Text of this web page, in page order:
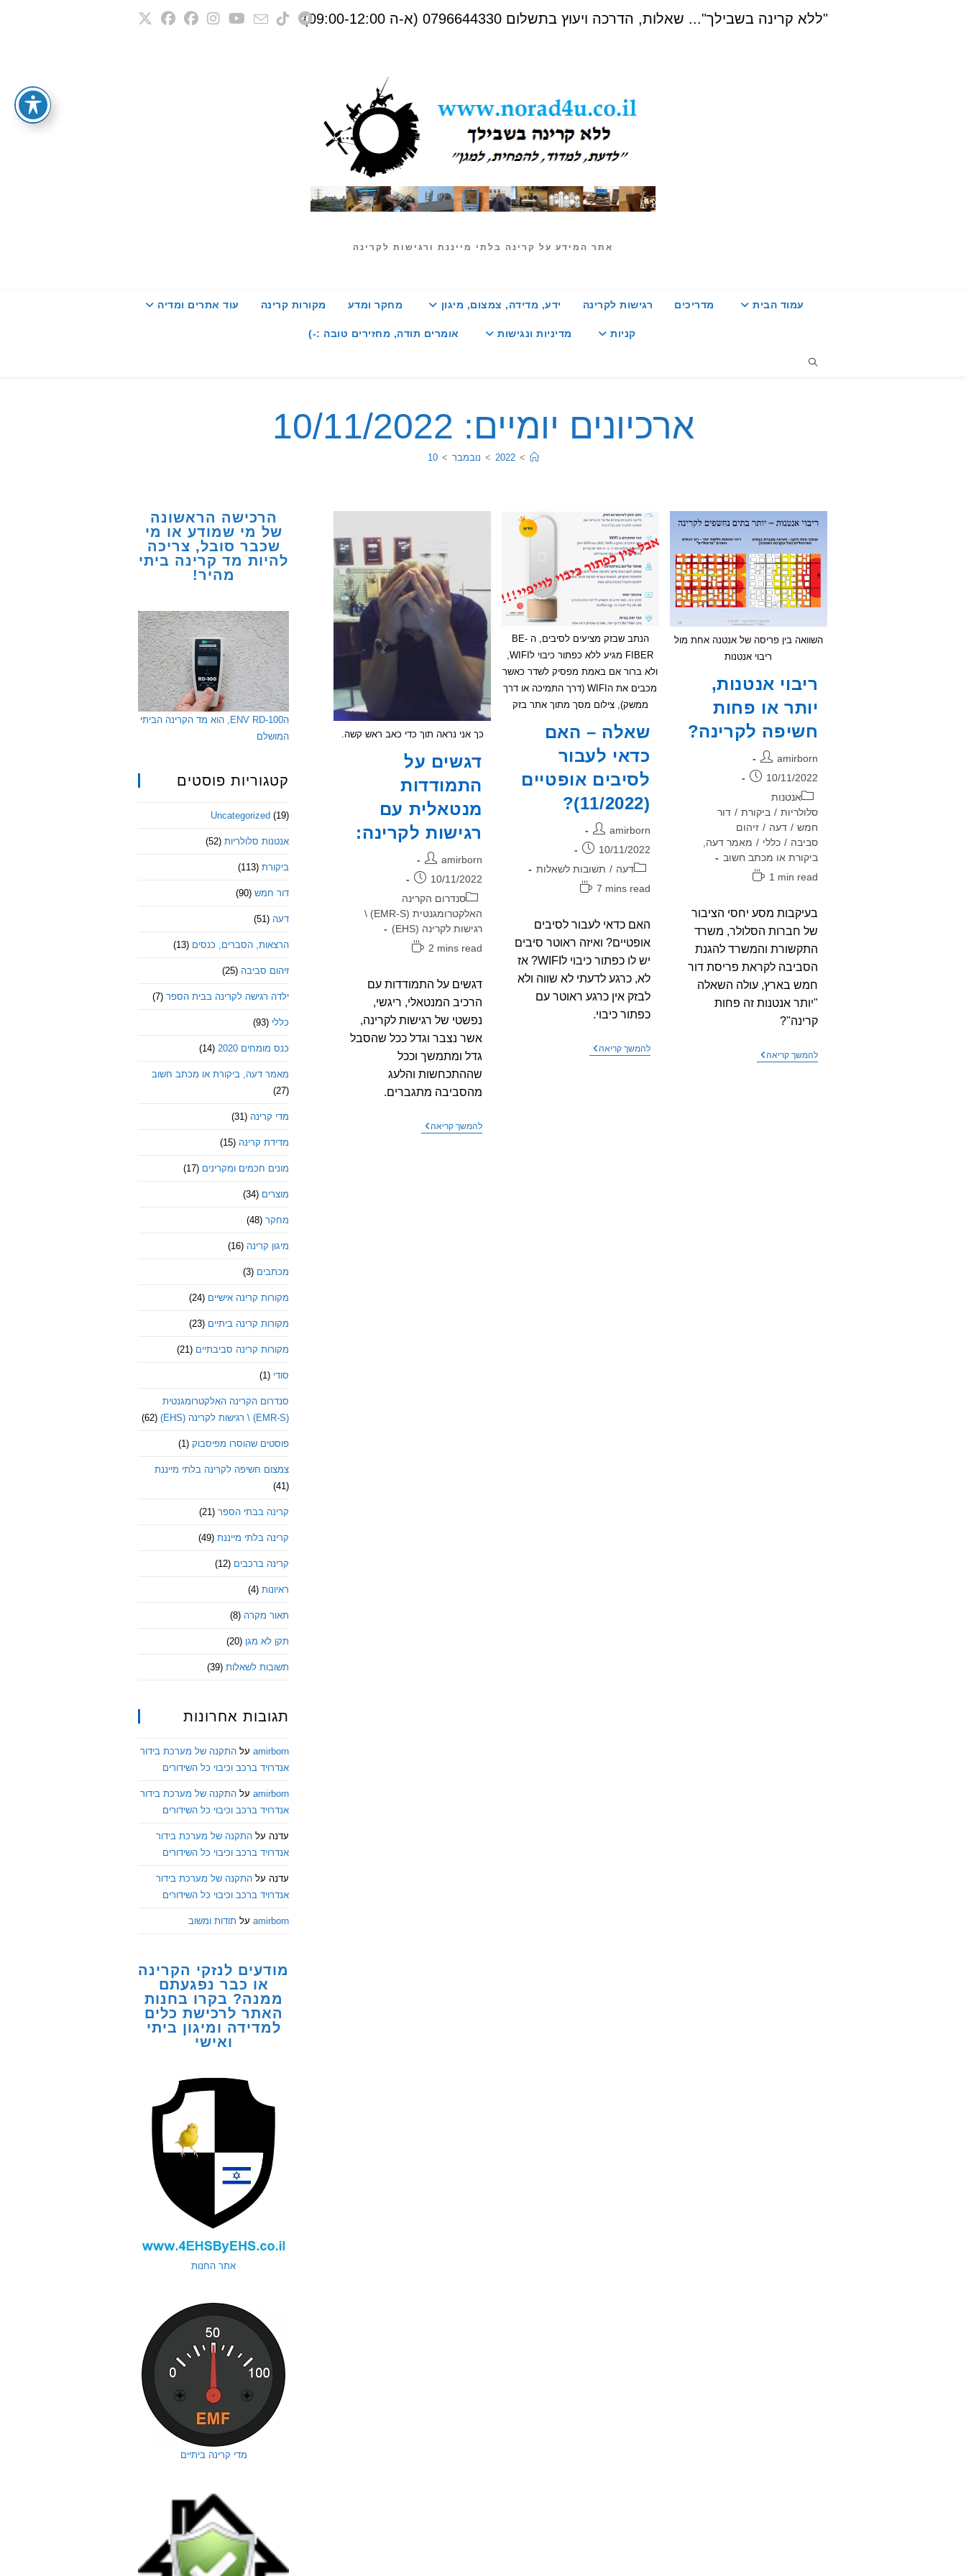
"ללא קרינה בשבילך"... שאלות, הדרכה ויעוץ בתשלום 0796644330 (א-ה 09:00-12:00)
אתר המידע על קרינה בלתי מייננת ורגישות לקרינה
עמוד הבית מדריכים רגישות לקרינה ידע, מדידה, צמצום, מיגון מחקר ומדע מקורות קרינה עוד אתרים ומדיה
קניות מדיניות ונגישות אומרים תודה, מחזירים טובה :-)
ארכיונים יומיים: 10/11/2022
>
2022
> נובמבר >
10
הרכישה הראשונה
של מי שמודע או מי
שכבר סובל, צריכה
להיות מד קרינה ביתי
מהיר!
הENV RD-100, הוא מד הקרינה הביתי
המושלם
קטגוריות פוסטים
Uncategorized (19)
אנטנות סלולריות (52)
ביקורת (113)
דור חמש (90)
דעה (51)
הרצאות, הסברים, כנסים (13)
זיהום סביבה (25)
ילדה רגישה לקרינה בבית הספר (7)
כללי (93)
כנס מומחים 2020 (14)
מאמר דעה, ביקורת או מכתב חשוב
(27)
מדי קרינה (31)
מדידת קרינה (15)
מונים חכמים ומקרינים (17)
מוצרים (34)
מחקר (48)
מיגון קרינה (16)
מכתבים (3)
מקורות קרינה אישיים (24)
מקורות קרינה ביתיים (23)
מקורות קרינה סביבתיים (21)
סודי (1)
סנדרום הקרינה האלקטרומגנטית
(EMR-S) \ רגישות לקרינה (EHS)
(62)
פוסטים שהוסרו מפיסבוק (1)
צמצום חשיפה לקרינה בלתי מייננת
(41)
קרינה בבתי הספר (21)
קרינה בלתי מייננת (49)
קרינה ברכבים (12)
ראיונות (4)
תאור מקרה (8)
תקן לא מגן (20)
תשובות לשאלות (39)
תגובות אחרונות
amirborn על התקנה של מערכת בידור
אנדרויד ברכב וכיבוי כל השידורים
amirborn על התקנה של מערכת בידור
אנדרויד ברכב וכיבוי כל השידורים
עדנה על התקנה של מערכת בידור
אנדרויד ברכב וכיבוי כל השידורים
עדנה על התקנה של מערכת בידור
אנדרויד ברכב וכיבוי כל השידורים
amirborn על תודות ומשוב
מודעים לנזקי הקרינה
או כבר נפגעתם
ממנה? בקרו בחנות
האתר לרכישת כלים
למדידה ומיגון ביתי
ואישי
אתר החנות
מדי קרינה ביתיים
כך אני נראה תוך כדי כאב ראש קשה.
דגשים על
התמודדות
מנטאלית עם
רגישות לקרינה:
מחבר:
amirborn
פורסם:
10/11/2022
קטגוריה:
סנדרום הקרינה
האלקטרומגנטית (EMR-S) \
רגישות לקרינה (EHS)
זמן
2 mins read
דגשים על התמודדות עם
הרכיב המנטאלי, ריגשי,
נפשטי של רגישות לקרינה,
אשר נצבר וגדל ככל שהסבל
גדל ומתמשך וככל
שההתכחשות והלעג
מהסביבה מתגברים.
להמשך קריאהדגשים
הנתב שבזק מציעים לסיבים, ה BE-
FIBER מגיע ללא כפתור כיבוי לWIFI,
ולא ברור אם באמת מפסיק לשדר כאשר
מכבים את הWIFI (דרך התמיכה או דרך
ממשק), צילום מסך מתוך אתר בזק
שאלה – האם
כדאי לעבור
לסיבים אופטיים
(11/2022)?
מחבר:
amirborn
פורסם:
10/11/2022
קטגוריה:
דעה / תשובות לשאלות
זמן
7 mins read
האם כדאי לעבור לסיבים
אופטיים? ואיזה ראוטר סיבים
יש לו כפתור כיבוי לWIFI? אז
לא, כרגע לדעתי לא שווה ולא
לבזק אין כרגע ראוטר עם
כפתור כיבוי.
להמשך קריאהשאלה
השוואה בין פריסה של אנטנה אחת מול
ריבוי אנטנות
ריבוי אנטנות,
יותר או פחות
חשיפה לקרינה?
מחבר:
amirborn
פורסם:
10/11/2022
קטגוריה:
אנטנות
סלולריות / ביקורת / דור
חמש / דעה / זיהום
סביבה / כללי / מאמר דעה,
ביקורת או מכתב חשוב
זמן
1 min read
בעיקבות מסע יחסי הציבור
של חברות הסלולר, משרד
התקשורת והמשרד להגנת
הסביבה לקראת פריסת דור
חמש בארץ, עולה השאלה
"יותר אנטנות זה פחות
קרינה"?
להמשך קריאהריבוי